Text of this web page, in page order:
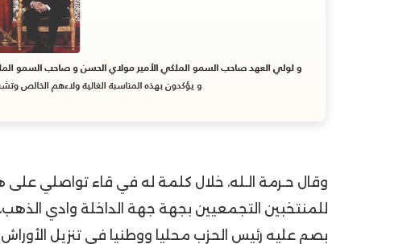
وقال حـرمة الـله، خلال كلمة له في قاء تواصلي
للمنتخبين التجمعيين بجهة جهة الداخلة وادي
بصم عليه رئيس الحزب محليا ووطنيا في تنزيل